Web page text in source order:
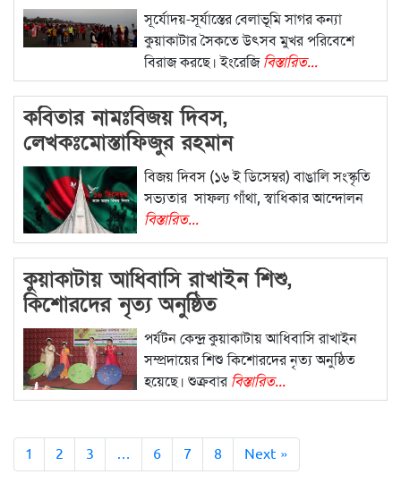
সূর্যোদয়-সূর্যাস্তের বেলাভূমি সাগর কন্যা
কুয়াকাটার সৈকতে উৎসব মুখর পরিবেশে
বিরাজ করছে। ইংরেজি বিস্তারিত...
কবিতার নামঃবিজয় দিবস,
লেখকঃমোস্তাফিজুর রহমান
বিজয় দিবস (১৬ ই ডিসেম্বর) বাঙালি সংস্কৃতি
সভ্যতার সাফল্য গাঁথা, স্বাধিকার আন্দোলন
বিস্তারিত...
কুয়াকাটায় আধিবাসি রাখাইন শিশু,
কিশোরদের নৃত্য অনুষ্ঠিত
পর্যটন কেন্দ্র কুয়াকাটায় আধিবাসি রাখাইন
সম্প্রদায়ের শিশু কিশোরদের নৃত্য অনুষ্ঠিত
হয়েছে। শুক্রবার বিস্তারিত...
1 2 3 … 6 7 8 Next »